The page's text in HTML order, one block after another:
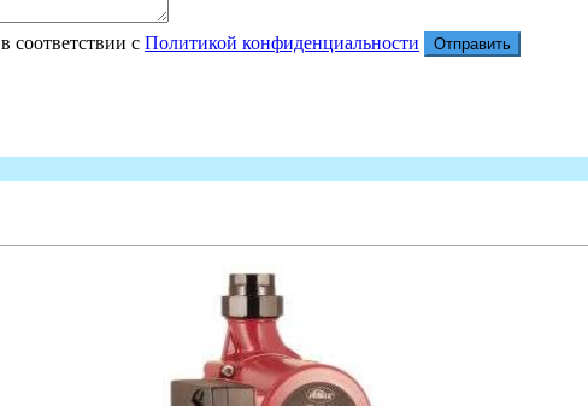
в соответствии с Политикой конфиденциальности Отправить